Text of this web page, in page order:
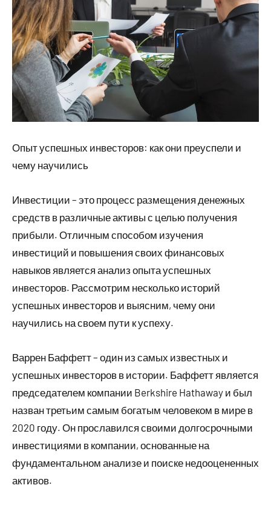
Опыт успешных инвесторов: как они преуспели и
чему научились
Инвестиции – это процесс размещения денежных
средств в различные активы с целью получения
прибыли. Отличным способом изучения
инвестиций и повышения своих финансовых
навыков является анализ опыта успешных
инвесторов. Рассмотрим несколько историй
успешных инвесторов и выясним, чему они
научились на своем пути к успеху.
Варрен Баффетт – один из самых известных и
успешных инвесторов в истории. Баффетт является
председателем компании Berkshire Hathaway и был
назван третьим самым богатым человеком в мире в
2020 году. Он прославился своими долгосрочными
инвестициями в компании, основанные на
фундаментальном анализе и поиске недооцененных
активов.